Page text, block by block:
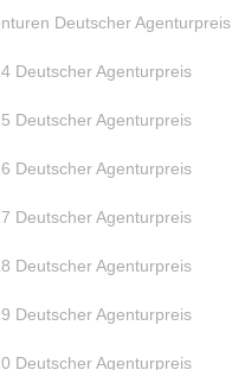
Deutscher Agenturpreis
Deutscher Agenturpreis
Deutscher Agenturpreis
Deutscher Agenturpreis
Deutscher Agenturpreis
Deutscher Agenturpreis
Deutscher Agenturpreis
Deutscher Agenturpreis